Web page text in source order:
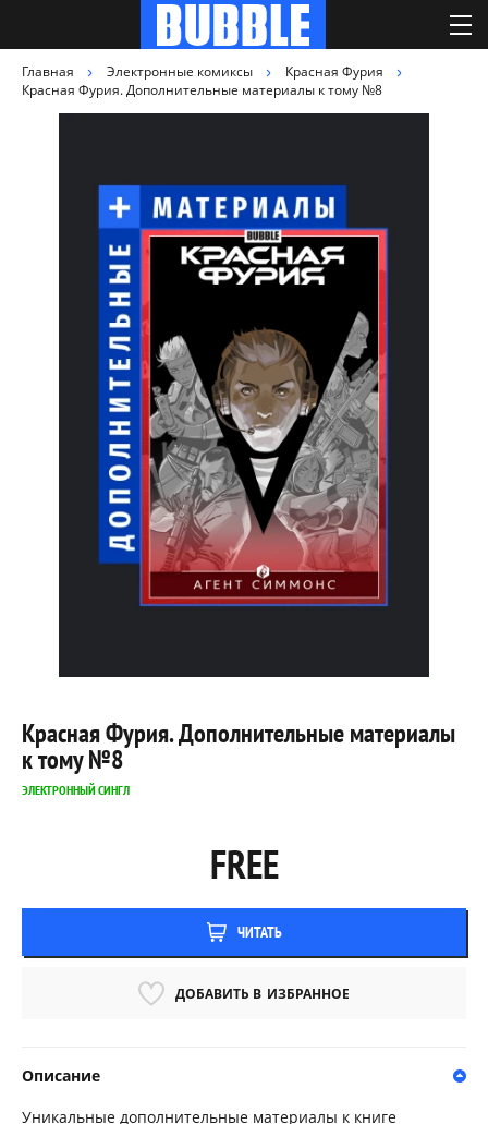
Главная Электронные комиксы
Красная Фурия
Красная Фурия. Дополнительные материалы к тому №8
Красная Фурия. Дополнительные материалы
к тому №8
ЭЛЕКТРОННЫЙ СИНГЛ
FREE
ЧИТАТЬ
ДОБАВИТЬ В ИЗБРАННОЕ
Описание
Уникальные дополнительные материалы к книге